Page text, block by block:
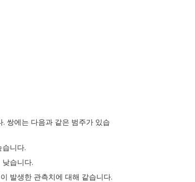
쌍에는 다음과 같은 범주가 있습
니다.
습니다.
발생한 관측치에 대해 같습니다.